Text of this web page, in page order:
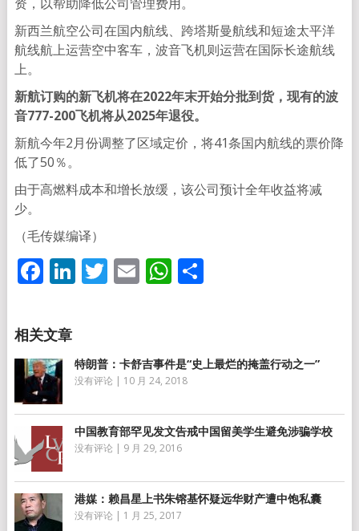
新西兰航空公司在国内航线、跨塔斯曼航线和短途太平洋
航线航上运营空中客车，波音飞机则运营在国际长途航线
上。
新航订购的新飞机将在2022年末开始分批到货，现有的波
音777-200飞机将从2025年退役。
新航今年2月份调整了区域定价，将41条国内航线的票价降
低了50％。
由于高燃料成本和增长放缓，该公司预计全年收益将减
少。
（毛传媒编译）
Facebook
LinkedIn
Twitter
EmailWhatsApp
分
特朗普：卡舒吉事件是“史上最烂的掩盖行动之一”
没有评论 | 10 月 24, 2018
中国教育部罕见发文告戒中国留美学生避免涉骗学校
没有评论 | 9 月 29, 2016
港媒：赖昌星上书朱镕基怀疑远华财产遭中饱私囊
没有评论 | 1 月 25, 2017